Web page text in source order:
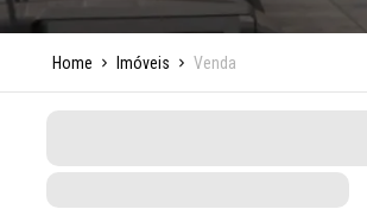
Home Imóveis Venda